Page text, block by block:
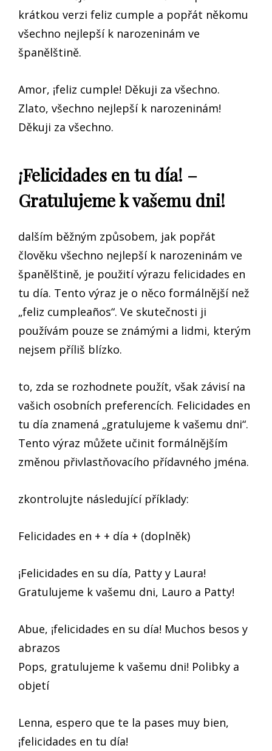
krátkou verzi feliz cumple a popřát někomu
všechno nejlepší k narozeninám ve
španělštině.
Amor, ¡feliz cumple! Děkuji za všechno.
Zlato, všechno nejlepší k narozeninám!
Děkuji za všechno.
¡Felicidades en tu día! –
Gratulujeme k vašemu dni!
dalším běžným způsobem, jak popřát
člověku všechno nejlepší k narozeninám ve
španělštině, je použití výrazu felicidades en
tu día. Tento výraz je o něco formálnější než
„feliz cumpleaños“. Ve skutečnosti ji
používám pouze se známými a lidmi, kterým
nejsem příliš blízko.
to, zda se rozhodnete použít, však závisí na
vašich osobních preferencích. Felicidades en
tu día znamená „gratulujeme k vašemu dni“.
Tento výraz můžete učinit formálnějším
změnou přivlastňovacího přídavného jména.
zkontrolujte následující příklady:
Felicidades en + + día + (doplněk)
¡Felicidades en su día, Patty y Laura!
Gratulujeme k vašemu dni, Lauro a Patty!
Abue, ¡felicidades en su día! Muchos besos y
abrazos
Pops, gratulujeme k vašemu dni! Polibky a
objetí
Lenna, espero que te la pases muy bien,
¡felicidades en tu día!